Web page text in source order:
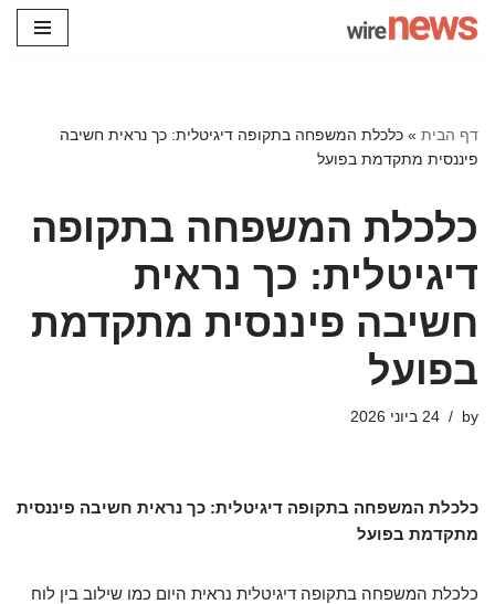
דף הבית » כלכלת המשפחה בתקופה דיגיטלית: כך נראית חשיבה
פיננסית מתקדמת בפועל
כלכלת המשפחה בתקופה
דיגיטלית: כך נראית
חשיבה פיננסית מתקדמת
בפועל
by 24 ביוני 2026
כלכלת המשפחה בתקופה דיגיטלית: כך נראית חשיבה פיננסית
מתקדמת בפועל
כלכלת המשפחה בתקופה דיגיטלית נראית היום כמו שילוב בין לוח